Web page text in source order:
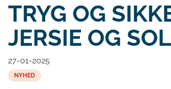
TRYG OG
JERSIE OG
27-01-2025
NYHED